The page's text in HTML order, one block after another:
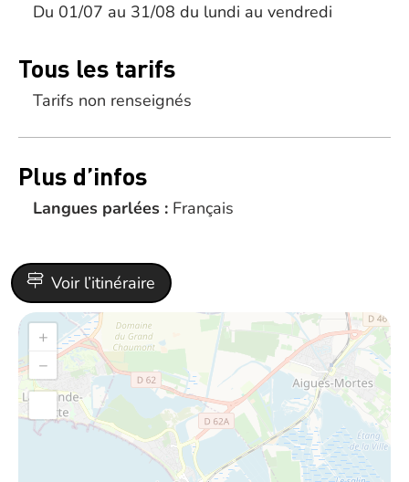
Du 01/07 au 31/08 du lundi au vendredi
Tous les tarifs
Tarifs non renseignés
Plus d’infos
Langues parlées : Français
Voir l’itinéraire
+
−